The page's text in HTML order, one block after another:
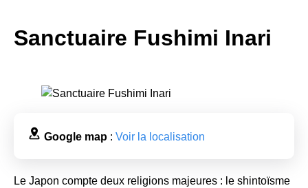
Sanctuaire Fushimi Inari
Google map : Voir la localisation
Le Japon compte deux religions majeures : le shintoïsme